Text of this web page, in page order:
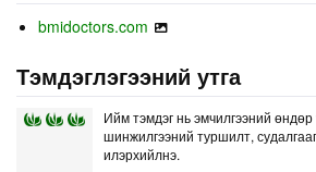
bmidoctors.com
Тэмдэглэгээний утга
Ийм тэмдэг нь эмчилгээний
шинжилгээний туршилт,
илэрхийлнэ.